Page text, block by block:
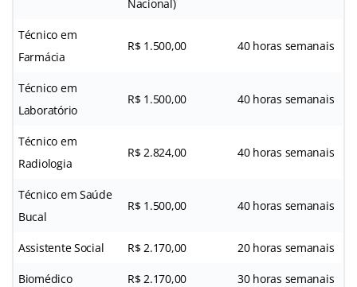
Nacional)
Técnico em
Farmácia
R$ 1.500,00 40 horas semanais
Técnico em
Laboratório
R$ 1.500,00 40 horas semanais
Técnico em
Radiologia
R$ 2.824,00 40 horas semanais
Técnico em Saúde
Bucal
R$ 1.500,00 40 horas semanais
Assistente Social R$ 2.170,00 20 horas semanais
Biomédico R$ 2.170,00 30 horas semanais